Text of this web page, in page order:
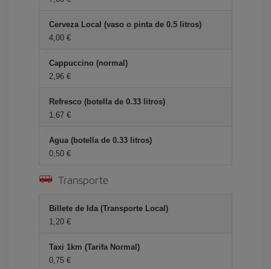
Cerveza Local (vaso o pinta de 0.5 litros)
4,00 €
Cappuccino (normal)
2,96 €
Refresco (botella de 0.33 litros)
1,67 €
Agua (botella de 0.33 litros)
0,50 €
Transporte
Billete de Ida (Transporte Local)
1,20 €
Taxi 1km (Tarifa Normal)
0,75 €